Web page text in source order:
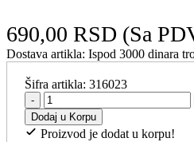
690,00 RSD (Sa
Dostava artikla: Ispod 3000 dinara
Šifra artikla:316023
-
Dodaj u Korpu
Proizvod je dodat u korpu!